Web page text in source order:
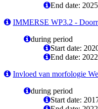
End date: 2025
IMMERSE WP3.2 -
during period
Start date:
End date: 2022
Invloed van morfologie
during period
Start date: